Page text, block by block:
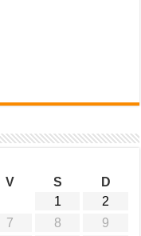
V S
D
1
2
7 8
9